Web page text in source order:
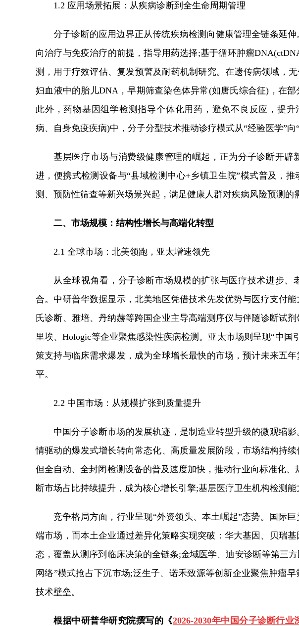
1.2 应用场景拓展：从疾病诊断到全生命周期管理
分子诊断的应用边界正从传统疾病检测向健康管理全链条延
向治疗与免疫治疗的前提，指导用药选择;基于循环肿瘤
测，用于疗效评估、复发预警及耐药机制研究。在遗传病领域，
妇血液中的胎儿DNA，早期筛查染色体异常(如唐氏综合征)，在部
此外，药物基因组学检测指导个体化用药，避免不良反应，提
病、自身免疫疾病)中，分子分型技术推动诊疗模式从“经验医学”向“
基层医疗市场与消费级健康管理的崛起，正为分子诊断开辟
进，便携式检测设备与“县域检测中心+乡镇卫生院”模式普及，
测、预防性筛查等新兴场景兴起，满足健康人群对疾病风险预测的
二、市场规模：结构性增长与高端化转型
2.1 全球市场：北美领跑，亚太增速领先
从全球视角看，分子诊断市场规模的扩张与医疗技术进步、
合。中研普华数据显示，北美地区凭借技术先发优势与医疗支付
氏诊断、雅培、丹纳赫等跨国企业主导高端测序仪与伴随诊断试
里埃、Hologic等企业聚焦感染性疾病检测。亚太市场则呈现“中国
策支持与临床需求爆发，成为全球增长最快的市场，预计未来五
平。
2.2 中国市场：从规模扩张到质量提升
中国分子诊断市场的发展轨迹，是制造业转型升级的微观缩
情驱动的爆发式增长转向常态化、高质量发展阶段，市场结构持
但全自动、全封闭检测设备的普及速度加快，推动行业向标准化
断市场占比持续提升，成为核心增长引擎;基层医疗卫生机构检测能
竞争格局方面，行业呈现“外资领头、本土崛起”态势。国际
端市场，而本土企业通过差异化策略实现突破：华大基因、贝瑞
态，覆盖从测序到临床决策的全链条;金域医学、迪安诊断等第三
网络”模式抢占下沉市场;泛生子、诺禾致源等创新企业聚焦肿瘤
技术壁垒。
根据中研普华研究院撰写的《2026-2030年中国分子诊断行